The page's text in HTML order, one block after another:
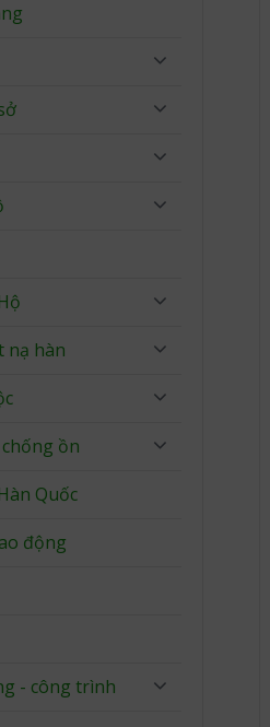
nạ hàn
ồn
Quốc
động
- công trình